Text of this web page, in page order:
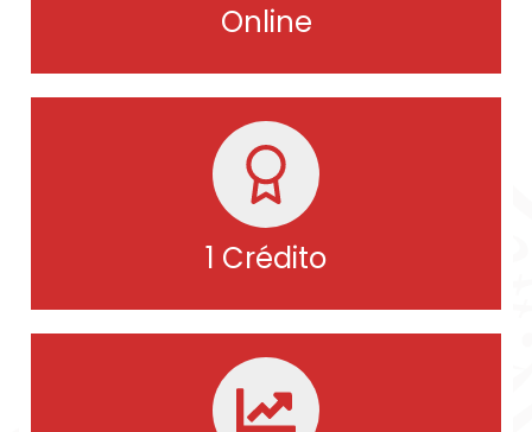
Online
1 Crédito